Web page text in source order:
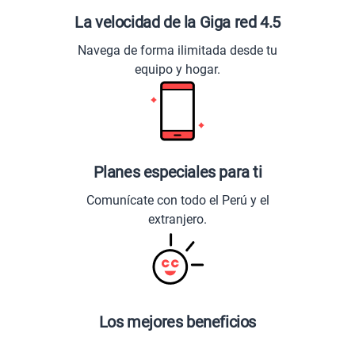
La velocidad de la Giga red 4.5
Navega de forma ilimitada desde tu
equipo y hogar.
Planes especiales para ti
Comunícate con todo el Perú y el
extranjero.
Los mejores beneficios